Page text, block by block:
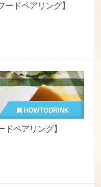
ドペアリング】
HOWTODRINK
ペアリング】